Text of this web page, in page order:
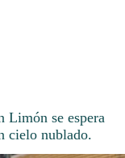
Limón se espera
cielo nublado.